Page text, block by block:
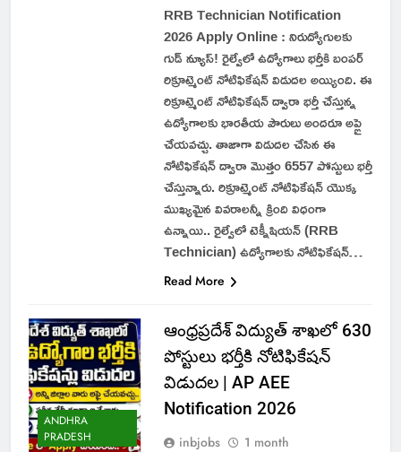
RRB Technician Notification
2026 Apply Online : నిరుద్యోగులకు
గుడ్ న్యూస్! రైల్వేలో ఉద్యోగాలు భర్తీకి బంపర్
రిక్రూట్మెంట్ నోటిఫికేషన్ విడుదల అయ్యింది. ఈ
రిక్రూట్మెంట్ నోటిఫికేషన్ ద్వారా భర్తీ చేస్తున్న
ఉద్యోగాలకు భారతీయ పౌరులు అందరూ అప్లై
చేయవచ్చు. తాజాగా విడుదల చేసిన ఈ
నోటిఫికేషన్ ద్వారా మొత్తం 6557 పోస్టులు భర్తీ
చేస్తున్నారు. రిక్రూట్మెంట్ నోటిఫికేషన్ యొక్క
ముఖ్యమైన వివరాలన్నీ క్రింది విధంగా
ఉన్నాయి.. రైల్వేలో టెక్నీషియన్ (RRB
Technician) ఉద్యోగాలకు నోటిఫికేషన్…
Read More
ANDHRA
PRADESH
ఆంధ్రప్రదేశ్ విద్యుత్ శాఖలో 630
పోస్టులు భర్తీకి నోటిఫికేషన్
విడుదల | AP AEE
Notification 2026
inbjobs
1 month